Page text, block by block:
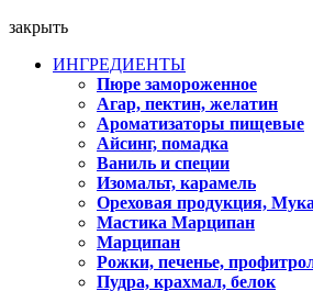
закрыть
ИНГРЕДИЕНТЫ
Пюре замороженное
Агар, пектин, желатин
Ароматизаторы пищевые
Айсинг, помадка
Ваниль и специи
Изомальт, карамель
Ореховая продукция, Мука
Мастика Марципан
Марципан
Рожки, печенье,
Пудра, крахмал, белок